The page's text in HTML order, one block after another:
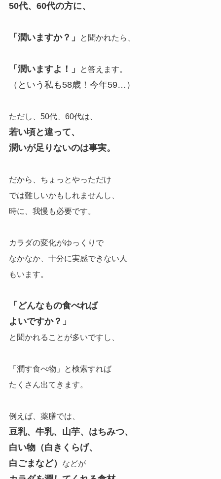
50代、60代の方に、
「潤いますか？」 と聞かれたら、
「潤いますよ！」 と答えます。
（という私も58歳！今年59…）
ただし、50代、60代は、
若い頃と違って、
潤いが足りないのは事実。
だから、ちょっとやっただけ
では難しいかもしれませんし、
時に、我慢も必要です。
カラダの変化がゆっくりで
なかなか、十分に実感できない人
もいます。
「どんなもの食べれば
よいですか？」
と聞かれることが多いですし、
「潤す食べ物」と検索すれば
たくさん出てきます。
例えば、薬膳では、
豆乳、牛乳、山芋、はちみつ、
白い物（白きくらげ、
白ごまなど）
などが